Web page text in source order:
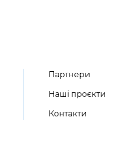
Партнери
Наші проєкти
Контакти